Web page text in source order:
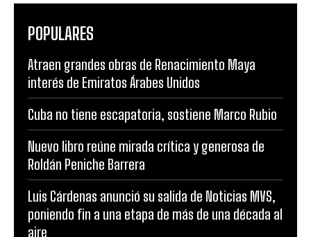
POPULARES
Atraen grandes obras de Renacimiento Maya
interés de Emiratos Árabes Unidos
Cuba no tiene escapatoria, sostiene Marco Rubio
Nuevo libro reúne mirada crítica y generosa de
Roldán Peniche Barrera
Luis Cárdenas anunció su salida de Noticias MVS,
poniendo fin a una etapa de más de una década al
aire